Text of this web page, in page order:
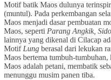
Motif batik Maos dulunya
(muntul). Pada perkembangan
Maos menjadi dasar pembuatan
Maos, seperti Parang Angkik,
lainnya yang dikenal di Cilacap
MotifLung berasal dari lekukan
Maos bertema tumbuh-tumbuhan,
Maos adalah petani, membatik
menunggu musim panen tiba.